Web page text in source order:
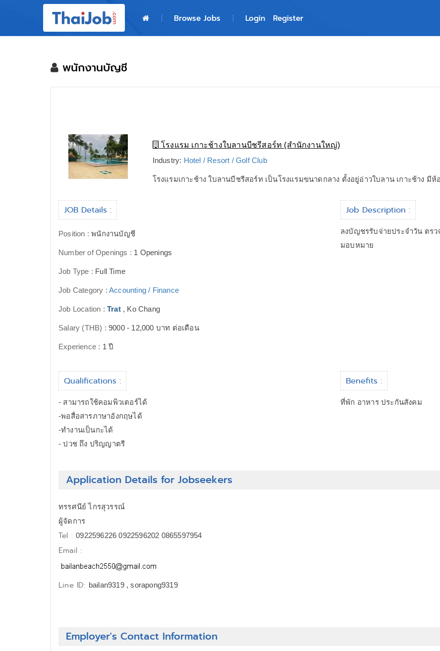
Browse Jobs Login Register
Login
พนักงานบัญชี
โรงแรม เกาะช้างใบลานบีชรีสอร์ท (สำนักงานใหญ่)
Industry: Hotel / Resort / Golf Club
โรงแรมเกาะช้าง ใบลานบีชรีสอร์ท เป็นโรงแรมขนาดกลาง ตั้งอยู่อ่าวใบลาน เกาะช้าง มีห้
JOB Details :
Position :พนักงานบัญชี
Number of Openings : 1 Openings
Job Type : Full Time
Job Category : Accounting / Finance
Job Location : Trat, Ko Chang
Salary (THB) : 9000 - 12,000 บาท ต่อเดือน
Experience : 1 ปี
Job Description :
ลงบัญชรรับจ่ายประจำวัน ตร
มอบหมาย
Qualifications :
- สามารถใช้คอมพิวเตอร์ได้
-พอสื่อสารภาษาอังกฤษได้
-ทำงานเป็นกะได้
- ปวช ถึง ปริญญาตรี
Benefits :
ที่พัก อาหาร ประกันสังคม
Application Details for Jobseekers
ทรรศนีย์ ไกรสุวรรณ์
ผู้จัดการ
Tel :0922596226 0922596202 0865597954
Email :
Line ID: bailan9319 , sorapong9319
Employer's Contact Information